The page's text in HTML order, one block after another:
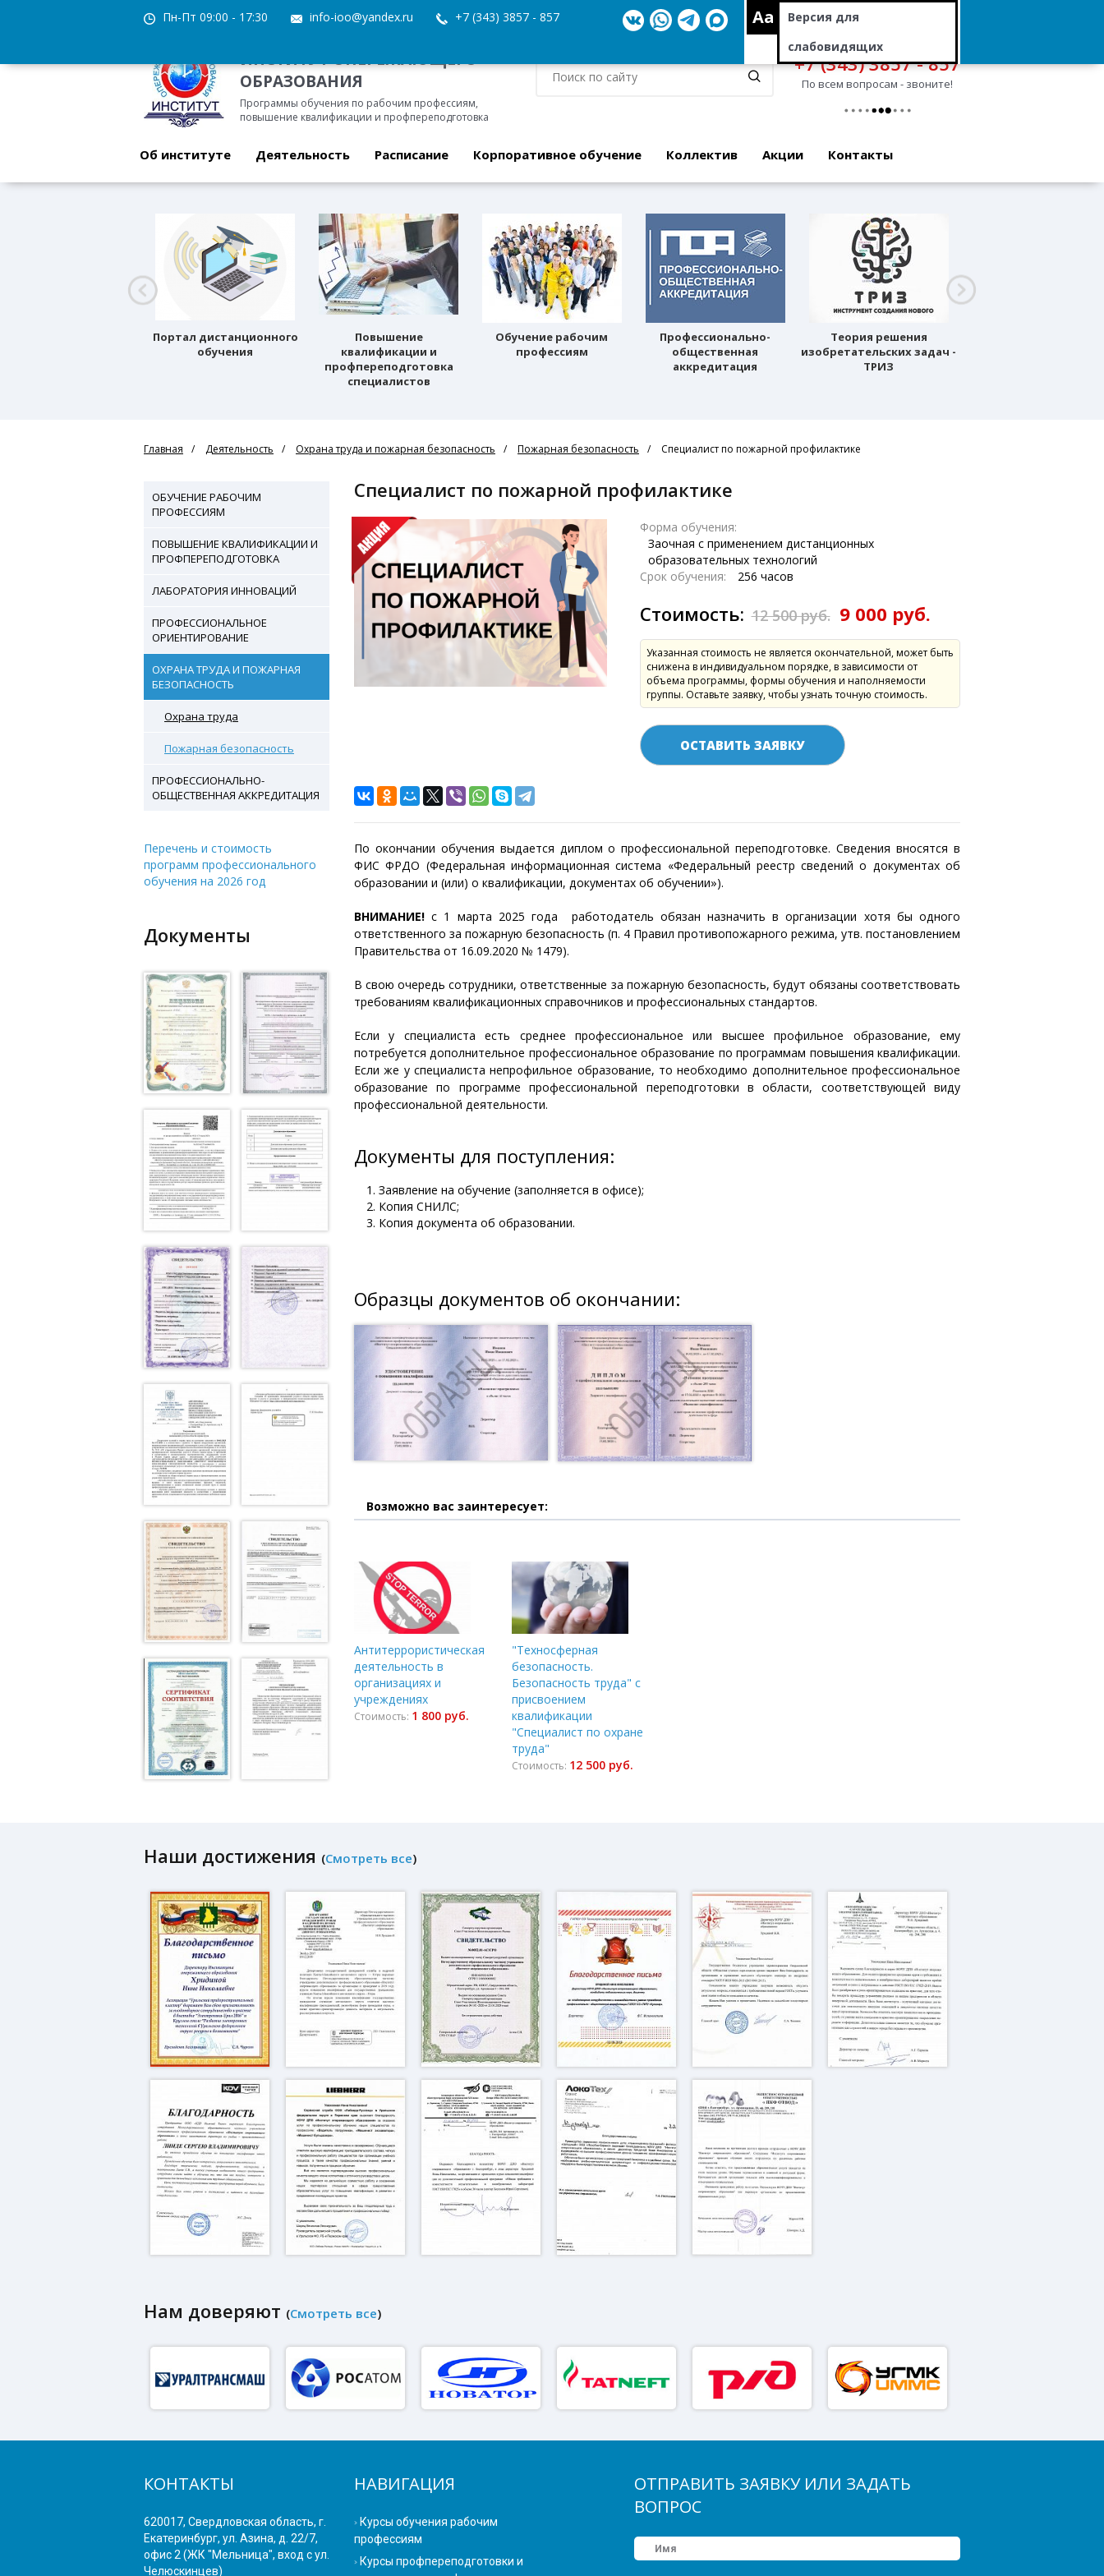
Пн-Пт 09:00 - 17:30 info-ioo@yandex.ru +7 (343) 3857 - 857 Aa
Версия для
слабовидящих
ИНСТИТУТ ОПЕРЕЖАЮЩЕГО
ОБРАЗОВАНИЯ
Программы обучения по рабочим профессиям,
повышение квалификации и профпереподготовка
+7 (343) 3857 - 857
По всем вопросам - звоните!
Об институте Деятельность Расписание Корпоративное обучение Коллектив Акции Контакты
Портал дистанционного
обучения
Повышение
квалификации и
профпереподготовка
специалистов
Обучение рабочим
профессиям
Профессионально-
общественная
аккредитация
Теория решения
изобретательских задач -
ТРИЗ
Главная Деятельность Охрана труда и пожарная безопасность Пожарная безопасность Специалист по пожарной профилактике
ОБУЧЕНИЕ РАБОЧИМ
ПРОФЕССИЯМ
ПОВЫШЕНИЕ КВАЛИФИКАЦИИ И
ПРОФПЕРЕПОДГОТОВКА
ЛАБОРАТОРИЯ ИННОВАЦИЙ
ПРОФЕССИОНАЛЬНОЕ
ОРИЕНТИРОВАНИЕ
ОХРАНА ТРУДА И ПОЖАРНАЯ
БЕЗОПАСНОСТЬ
Охрана труда
Пожарная безопасность
ПРОФЕССИОНАЛЬНО-
ОБЩЕСТВЕННАЯ АККРЕДИТАЦИЯ
Перечень и стоимость
программ профессионального
обучения на 2026 год
Документы
Специалист по пожарной профилактике
Форма обучения:
Заочная с применением дистанционных
образовательных технологий
Срок обучения:
256 часов
Стоимость: 12 500 руб. 9 000 руб.
Указанная стоимость не является окончательной, может быть
снижена в индивидуальном порядке, в зависимости от
объема программы, формы обучения и наполняемости
группы. Оставьте заявку, чтобы узнать точную стоимость.
ОСТАВИТЬ ЗАЯВКУ
По окончании обучения выдается диплом о профессиональной переподготовке. Сведения вносятся в
ФИС ФРДО (Федеральная информационная система «Федеральный реестр сведений о документах об
образовании и (или) о квалификации, документах об обучении»).
ВНИМАНИЕ!с 1 марта 2025 года работодатель обязан назначить в организации хотя бы одного
ответственного за пожарную безопасность (п. 4 Правил противопожарного режима, утв. постановлением
Правительства от 16.09.2020 № 1479).
В свою очередь сотрудники, ответственные за пожарную безопасность, будут обязаны соответствовать
требованиям квалификационных справочников и профессиональных стандартов.
Если у специалиста есть среднее профессиональное или высшее профильное образование, ему
потребуется дополнительное профессиональное образование по программам повышения квалификации.
Если же у специалиста непрофильное образование, то необходимо дополнительное профессиональное
образование по программе профессиональной переподготовки в области, соответствующей виду
профессиональной деятельности.
Документы для поступления:
Заявление на обучение (заполняется в офисе);
Копия СНИЛС;
Копия документа об образовании.
Образцы документов об окончании:
Возможно вас заинтересует:
Антитеррористическая
деятельность в
организациях и
учреждениях
Стоимость: 1 800 руб.
"Техносферная
безопасность.
Безопасность труда" с
присвоением
квалификации
"Специалист по охране
труда"
Стоимость: 12 500 руб.
Наши достижения (Смотреть все)
Нам доверяют (Смотреть все)
ОТПРАВИТЬ ЗАЯВКУ ИЛИ ЗАДАТЬ
ВОПРОС
НАВИГАЦИЯ
Курсы обучения рабочим
профессиям
Курсы профпереподготовки и
КОНТАКТЫ
620017, Свердловская область, г.
Екатеринбург, ул. Азина, д. 22/7,
офис 2 (ЖК "Мельница", вход с ул.
Челюскинцев)